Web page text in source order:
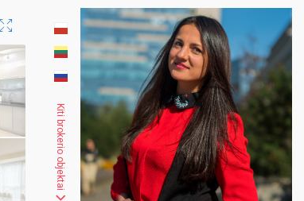
Kiti brokerio objektai